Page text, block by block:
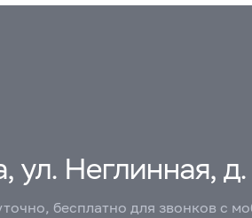
ул. Неглинная,
бесплатно для звонков с